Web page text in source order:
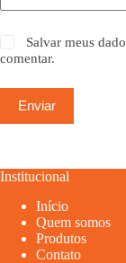
Salvar meus
comentar.
Enviar
Institucional
Início
Quem somos
Produtos
Contato